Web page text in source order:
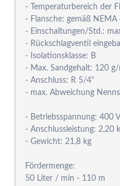
- Temperaturbereich der
- Flansche: gemäß NEMA
- Einschaltungen/Std.:
- Rückschlagventil
- Isolationsklasse: B
- Max. Sandgehalt: 120 g/
- Anschluss: R 5/4"
- max. Abweichung
- Betriebsspannung: 400
- Anschlussleistung: 2,20
- Gewicht: 21,8 kg
Fördermenge:
50 Liter / min - 110 m